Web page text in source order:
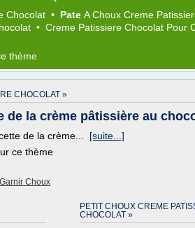
Chocolat • Pate AChoux Creme
• Creme Patissiere Chocolat Pour
thème
CHOCOLAT »
de la crème pâtissière au
de la crème... [suite...]
ce thème
Choux
PETIT CHOUX CREME
CHOCOLAT »